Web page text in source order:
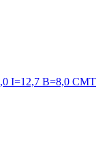
I=12,7 B=8,0 CMT